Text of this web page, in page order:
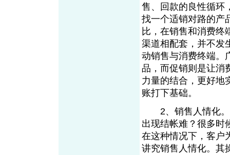
售、回款的良性循环
找一个适销对路的产
比，在销售和消费终
渠道相配套，并不发
动销售与消费终端。
品，而促销则是让消
力量的结合，更好地
账打下基础。
2、销售人情化。
出现结帐难？很多时
在这种情况下，客户
讲究销售人情化。其